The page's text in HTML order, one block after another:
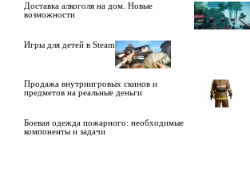
Доставка алкоголя на дом. Новые
возможности
Игры для детей в Steam
Продажа внутриигровых скинов и
предметов на реальные деньги
Боевая одежда пожарного: необходимые
компоненты и задачи